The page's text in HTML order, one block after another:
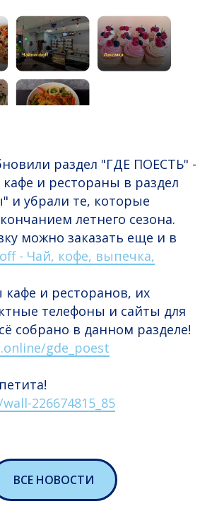
раздел "ГДЕ ПОЕСТЬ" -
и рестораны в раздел
и убрали те, которые
летнего сезона.
можно заказать еще и в
- Чай, кофе, выпечка,
и ресторанов, их
телефоны и сайты для
собрано в данном разделе!
gde_poest
226674815_85
ВСЕ НОВОСТИ